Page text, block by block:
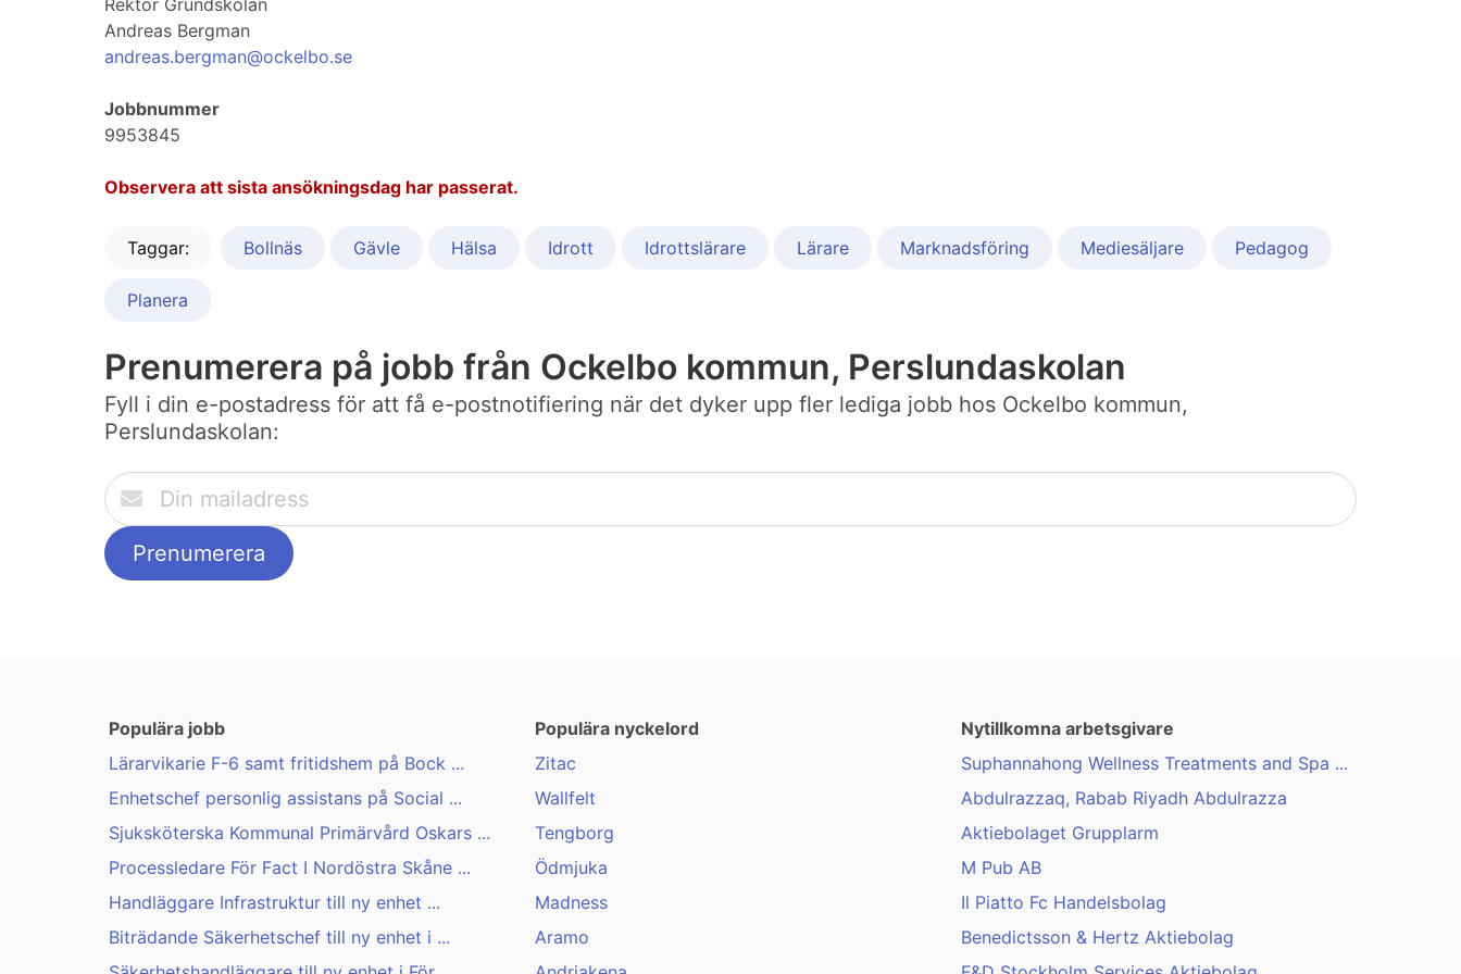
Rektor Grundskolan
Andreas Bergman
andreas.bergman@ockelbo.se
Jobbnummer
9953845
Observera att sista ansökningsdag har passerat.
Taggar: Bollnäs Gävle Hälsa Idrott Idrottslärare Lärare Marknadsföring Mediesäljare Pedagog
Planera
Prenumerera på jobb från Ockelbo kommun, Perslundaskolan
Fyll i din e-postadress för att få e-postnotifiering när det dyker upp fler lediga jobb hos Ockelbo kommun,
Perslundaskolan:
Populära jobb
Lärarvikarie F-6 samt fritidshem på Bock ...
Enhetschef personlig assistans på Social ...
Sjuksköterska Kommunal Primärvård Oskars ...
Processledare För Fact I Nordöstra Skåne ...
Handläggare Infrastruktur till ny enhet ...
Biträdande Säkerhetschef till ny enhet i ...
Populära nyckelord
Zitac
Wallfelt
Tengborg
Ödmjuka
Madness
Aramo
Nytillkomna arbetsgivare
Suphannahong Wellness Treatments and Spa ...
Abdulrazzaq, Rabab Riyadh Abdulrazza
Aktiebolaget Grupplarm
M Pub AB
Il Piatto Fc Handelsbolag
Benedictsson & Hertz Aktiebolag